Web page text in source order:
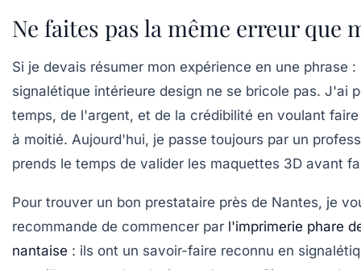
Ne faites pas la même erreur que
Si je devais résumer mon expérience en une phrase :
signalétique intérieure design ne se bricole pas. J'ai
temps, de l'argent, et de la crédibilité en voulant
à moitié. Aujourd'hui, je passe toujours par un
prends le temps de valider les maquettes 3D avant
Pour trouver un bon prestataire près de Nantes, je
recommande de commencer par l'imprimerie phare
nantaise : ils ont un savoir-faire reconnu en